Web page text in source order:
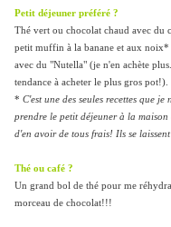
Petit déjeuner préféré ?
Thé vert ou chocolat chaud avec du
petit muffin à la banane et aux noix*
avec du "Nutella" (je n'en achète
tendance à acheter le plus gros pot!).
* C'est une des seules recettes que
prendre le petit déjeuner à la
d'en avoir de tous frais! Ils se
Thé ou café ?
Un grand bol de thé pour me
morceau de chocolat!!!